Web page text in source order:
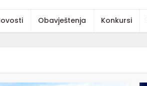
Obavještenja Konkursi